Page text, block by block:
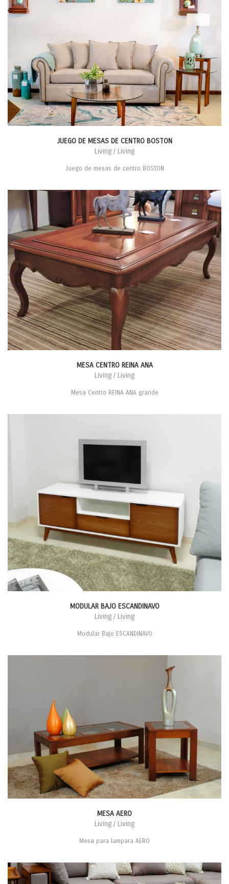
JUEGO DE MESAS DE CENTRO BOSTON
Living / Living
Juego de mesas de centro BOSTON
MESA CENTRO REINA ANA
Living / Living
Mesa Centro REINA ANA grande
MODULAR BAJO ESCANDINAVO
Living / Living
Modular Bajo ESCANDINAVO
MESA AERO
Living / Living
Mesa para lampara AERO